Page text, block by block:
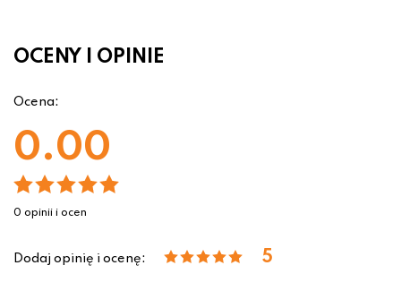
OCENY I OPINIE
Ocena:
0.00
0 opinii i ocen
Dodaj opinię i ocenę: 5